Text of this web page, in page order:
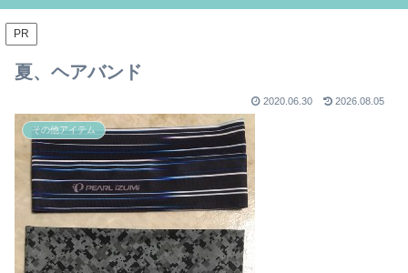
PR
夏、ヘアバンド
2020.06.30 2026.08.05
その他アイテム